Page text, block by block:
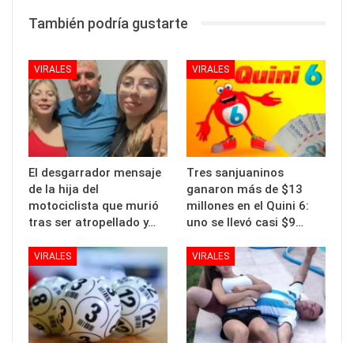
También podría gustarte
VIRALES
El desgarrador mensaje
de la hija del
motociclista que murió
tras ser atropellado y…
VIRALES
Tres sanjuaninos
ganaron más de $13
millones en el Quini 6:
uno se llevó casi $9…
VIRALES VIRALES